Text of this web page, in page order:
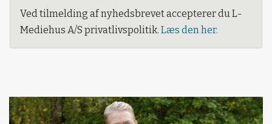
Ved tilmelding af nyhedsbrevet accepterer du L-
Mediehus A/S privatlivspolitik. Læs den her.